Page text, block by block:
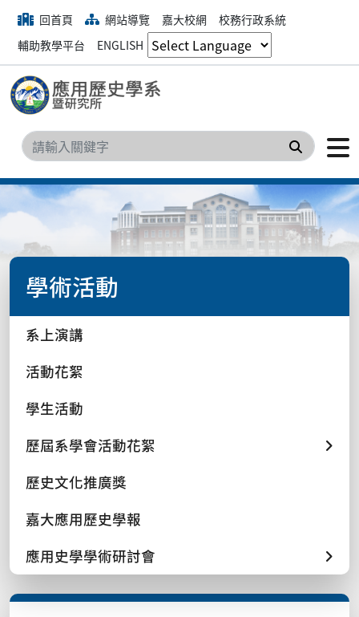
回首頁 網站導覽 嘉大校網
校務行政系統
輔助教學平台
ENGLISH
搜尋
學術活動
系上演講
活動花絮
學生活動
歷屆系學會活動花絮
歷史文化推廣獎
嘉大應用歷史學報
應用史學學術研討會